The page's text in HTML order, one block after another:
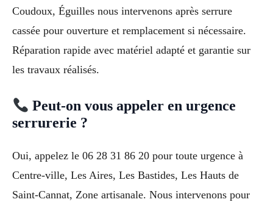
Coudoux, Éguilles nous intervenons après serrure
cassée pour ouverture et remplacement si nécessaire.
Réparation rapide avec matériel adapté et garantie sur
les travaux réalisés.
Peut-on vous appeler en urgence
serrurerie ?
Oui, appelez le 06 28 31 86 20 pour toute urgence à
Centre-ville, Les Aires, Les Bastides, Les Hauts de
Saint-Cannat, Zone artisanale. Nous intervenons pour